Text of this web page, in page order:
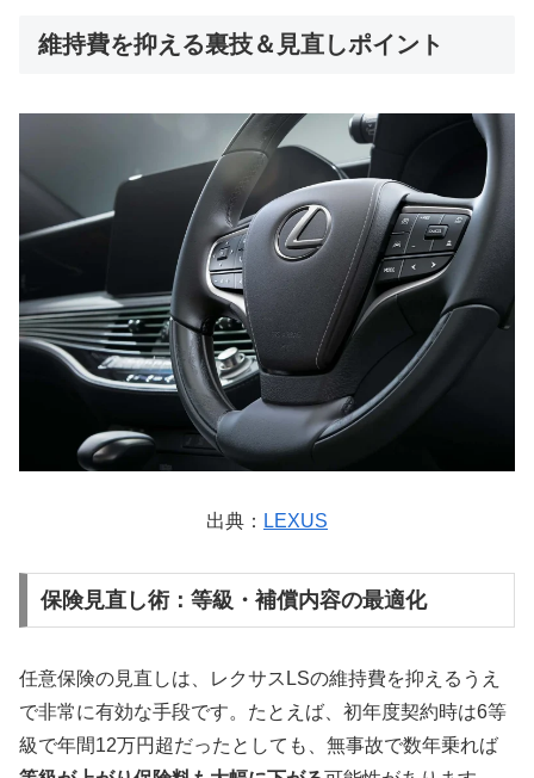
維持費を抑える裏技＆見直しポイント
出典： LEXUS
保険見直し術：等級・補償内容の最適化
任意保険の見直しは、レクサスLSの維持費を抑えるうえ
で非常に有効な手段です。たとえば、初年度契約時は6等
級で年間12万円超だったとしても、無事故で数年乗れば